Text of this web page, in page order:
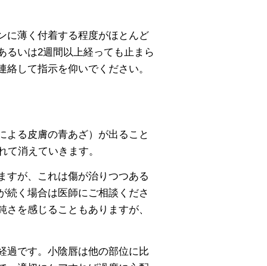
に薄く付着する程度がほとんど
るいは2週間以上経っても止まら
して指示を仰いでください。
よる皮膚の青あざ）が出ること
て消えていきます。
すが、これは傷が治りつつある
続く場合は医師にご相談くださ
を感じることもありますが、
過です。小陰唇は他の部位に比